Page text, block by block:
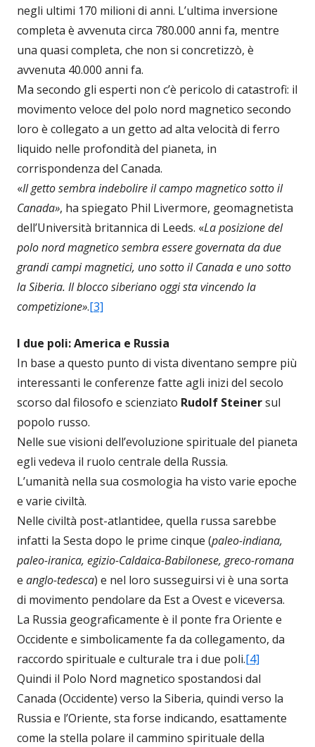
negli ultimi 170 milioni di anni. L’ultima inversione
completa è avvenuta circa 780.000 anni fa, mentre
una quasi completa, che non si concretizzò, è
avvenuta 40.000 anni fa.
Ma secondo gli esperti non c’è pericolo di catastrofi: il
movimento veloce del polo nord magnetico secondo
loro è collegato a un getto ad alta velocità di ferro
liquido nelle profondità del pianeta, in
corrispondenza del Canada.
«Il getto sembra indebolire il campo magnetico sotto il
Canada», ha spiegato Phil Livermore, geomagnetista
dell’Università britannica di Leeds. «La posizione del
polo nord magnetico sembra essere governata da due
grandi campi magnetici, uno sotto il Canada e uno sotto
la Siberia. Il blocco siberiano oggi sta vincendo la
competizione».[3]
I due poli: America e Russia
In base a questo punto di vista diventano sempre più
interessanti le conferenze fatte agli inizi del secolo
scorso dal filosofo e scienziato Rudolf Steinersul
popolo russo.
Nelle sue visioni dell’evoluzione spirituale del pianeta
egli vedeva il ruolo centrale della Russia.
L’umanità nella sua cosmologia ha visto varie epoche
e varie civiltà.
Nelle civiltà post-atlantidee, quella russa sarebbe
infatti la Sesta dopo le prime cinque (paleo-indiana,
paleo-iranica, egizio-Caldaica-Babilonese, greco-romana
e anglo-tedesca) e nel loro susseguirsi vi è una sorta
di movimento pendolare da Est a Ovest e viceversa.
La Russia geograficamente è il ponte fra Oriente e
Occidente e simbolicamente fa da collegamento, da
raccordo spirituale e culturale tra i due poli.[4]
Quindi il Polo Nord magnetico spostandosi dal
Canada (Occidente) verso la Siberia, quindi verso la
Russia e l’Oriente, sta forse indicando, esattamente
come la stella polare il cammino spirituale della